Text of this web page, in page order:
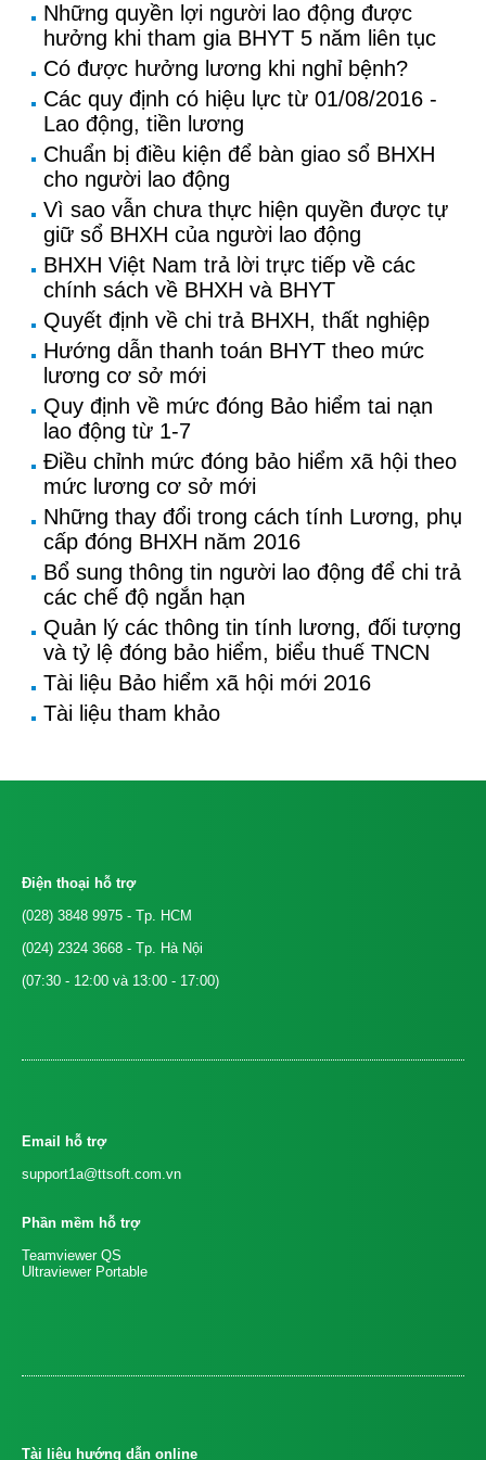
Những quyền lợi người lao động được
hưởng khi tham gia BHYT 5 năm liên tục
Có được hưởng lương khi nghỉ bệnh?
Các quy định có hiệu lực từ 01/08/2016 -
Lao động, tiền lương
Chuẩn bị điều kiện để bàn giao sổ BHXH
cho người lao động
Vì sao vẫn chưa thực hiện quyền được tự
giữ sổ BHXH của người lao động
BHXH Việt Nam trả lời trực tiếp về các
chính sách về BHXH và BHYT
Quyết định về chi trả BHXH, thất nghiệp
Hướng dẫn thanh toán BHYT theo mức
lương cơ sở mới
Quy định về mức đóng Bảo hiểm tai nạn
lao động từ 1-7
Điều chỉnh mức đóng bảo hiểm xã hội theo
mức lương cơ sở mới
Những thay đổi trong cách tính Lương, phụ
cấp đóng BHXH năm 2016
Bổ sung thông tin người lao động để chi trả
các chế độ ngắn hạn
Quản lý các thông tin tính lương, đối tượng
và tỷ lệ đóng bảo hiểm, biểu thuế TNCN
Tài liệu Bảo hiểm xã hội mới 2016
Tài liệu tham khảo
Điện thoại hỗ trợ
(028) 3848 9975 - Tp. HCM
(024) 2324 3668 - Tp. Hà Nội
(07:30 - 12:00 và 13:00 - 17:00)
Email hỗ trợ
support1a@ttsoft.com.vn
Phần mềm hỗ trợ
Teamviewer QS
Ultraviewer Portable
Tài liệu hướng dẫn online